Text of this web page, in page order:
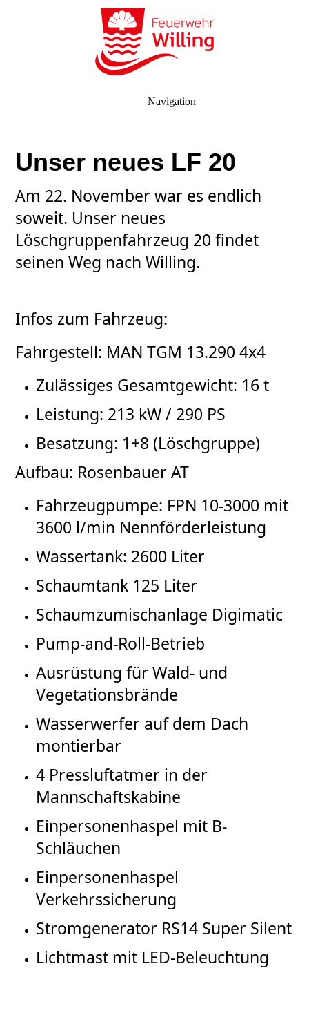
Navigation
Unser neues LF 20
Am 22. November war es endlich
soweit. Unser neues
Löschgruppenfahrzeug 20 findet
seinen Weg nach Willing.
Infos zum Fahrzeug:
Fahrgestell: MAN TGM 13.290 4x4
Zulässiges Gesamtgewicht: 16 t
Leistung: 213 kW / 290 PS
Besatzung: 1+8 (Löschgruppe)
Aufbau: Rosenbauer AT
Fahrzeugpumpe: FPN 10-3000 mit
3600 l/min Nennförderleistung
Wassertank: 2600 Liter
Schaumtank 125 Liter
Schaumzumischanlage Digimatic
Pump-and-Roll-Betrieb
Ausrüstung für Wald- und
Vegetationsbrände
Wasserwerfer auf dem Dach
montierbar
4 Pressluftatmer in der
Mannschaftskabine
Einpersonenhaspel mit B-
Schläuchen
Einpersonenhaspel
Verkehrssicherung
Stromgenerator RS14 Super Silent
Lichtmast mit LED-Beleuchtung